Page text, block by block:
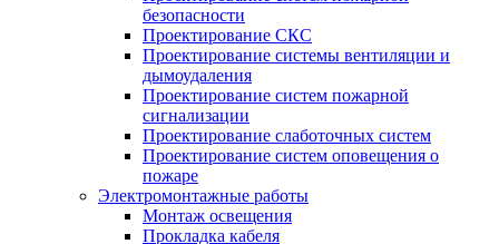
безопасности
Проектирование СКС
Проектирование системы вентиляции и
дымоудаления
Проектирование систем пожарной
сигнализации
Проектирование слаботочных систем
Проектирование систем оповещения о
пожаре
Электромонтажные работы
Монтаж освещения
Прокладка кабеля